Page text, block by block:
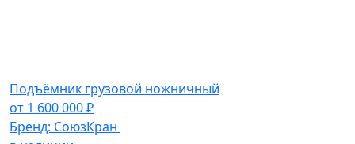
Подъёмник грузовой ножничный
от 1 600 000₽
Бренд: СоюзКран